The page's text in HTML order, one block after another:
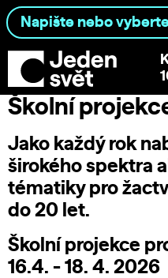
Školní
Jako každý rok
širokého spektra
tématiky pro
do 20 let.
Školní projekce
16.4. - 18. 4. 2026